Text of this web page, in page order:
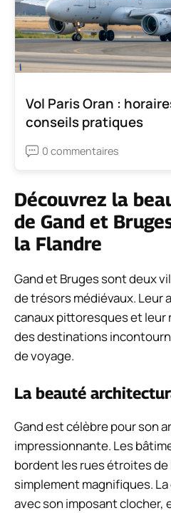
Vol Paris Oran :
conseils pratiques
0 commentaires
Découvrez la
de Gand et
la Flandre
Gand et Bruges sont deux
de trésors médiévaux. Leur
canaux pittoresques et
des destinations
de voyage.
La beauté
Gand est célèbre pour son
impressionnante. Les
bordent les rues étroites
simplement magnifiques.
avec son imposant clocher,